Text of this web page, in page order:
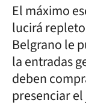
El máximo
lucirá
Belgrano le
la entradas
deben
presenciar